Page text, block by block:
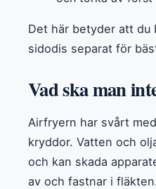
Det här betyder att du
sidodis separat för
Vad ska man
Airfryern har svårt
kryddor. Vatten och
och kan skada
av och fastnar i